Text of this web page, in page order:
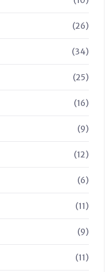
(26)
(34)
(25)
(16)
(9)
(12)
(6)
(11)
(9)
(11)